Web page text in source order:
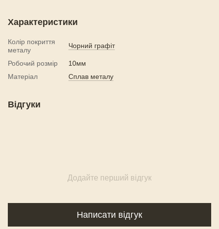
Характеристики
Колір покриття
металу
Чорний графіт
Робочий розмір
10мм
Матеріал
Сплав металу
Відгуки
Додайте перший відгук
Написати відгук